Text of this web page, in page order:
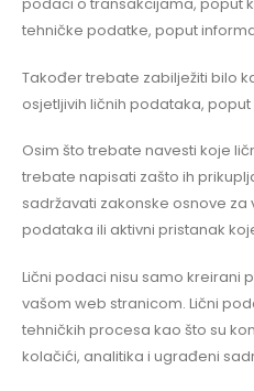
tehničke podatke, poput
Također trebate zabilježiti bilo
osjetljivih ličnih podataka,
Osim što trebate navesti koje
trebate napisati zašto ih
sadržavati zakonske osnove
podataka ili aktivni pristanak
Lični podaci nisu samo kreirani
vašom web stranicom. Lični
tehničkih procesa kao što su
kolačići, analitika i ugrađeni